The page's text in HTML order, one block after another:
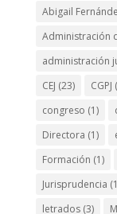
Abigail
Administración
administración
CEJ (23) CGPJ
congreso (1)
Directora (1)
Formación (1)
Jurisprudencia
letrados(3)